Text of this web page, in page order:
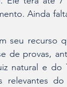
Ainda
seu recurso
de provas,
natural e do
relevantes